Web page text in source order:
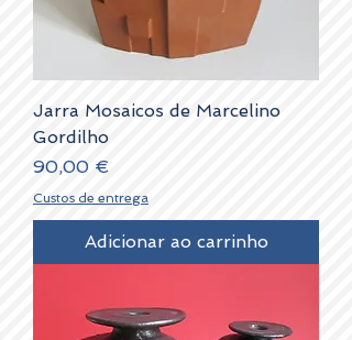
Jarra Mosaicos de Marcelino
Gordilho
Preço
90,00 €
Custos de entrega
Adicionar ao carrinho